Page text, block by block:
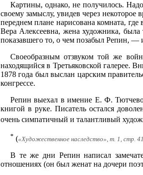
Картины, однако, не получилось.
своему замыслу, увидев через
переднем плане нарисована комната,
Вера Алексеевна, жена художника, была
показавшего то, о чем позабыл Репин, —
Своеобразным отзвуком той же
находящийся в Третьяковской галерее.
1878 года был выслан царским
конгрессе.
Репин выехал в имение Е. Ф.
книгой в руке. Писатель остался
очень симпатичный и талантливый
* («Художественное наследство», т. 1, стр.
В те же дни Репин написал
отношениях (он был женат на дочери